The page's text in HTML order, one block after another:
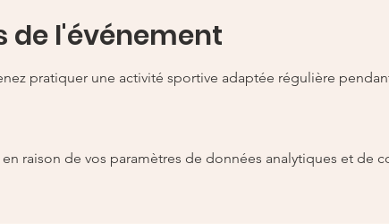
de l'événement
pratiquer une activité sportive adaptée régulière
raison de vos paramètres de données analytiques et de